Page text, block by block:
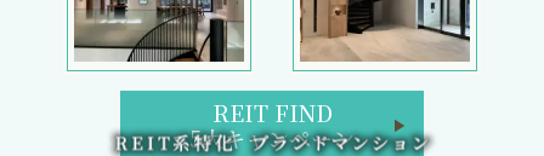
REIT FIND
5大キャンペーン